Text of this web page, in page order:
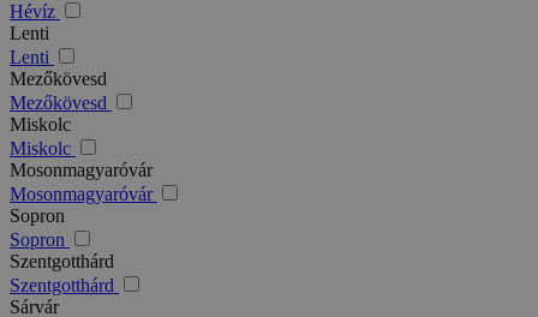
Hévíz
Lenti
Lenti
Mezőkövesd
Mezőkövesd
Miskolc
Miskolc
Mosonmagyaróvár
Mosonmagyaróvár
Sopron
Sopron
Szentgotthárd
Szentgotthárd
Sárvár